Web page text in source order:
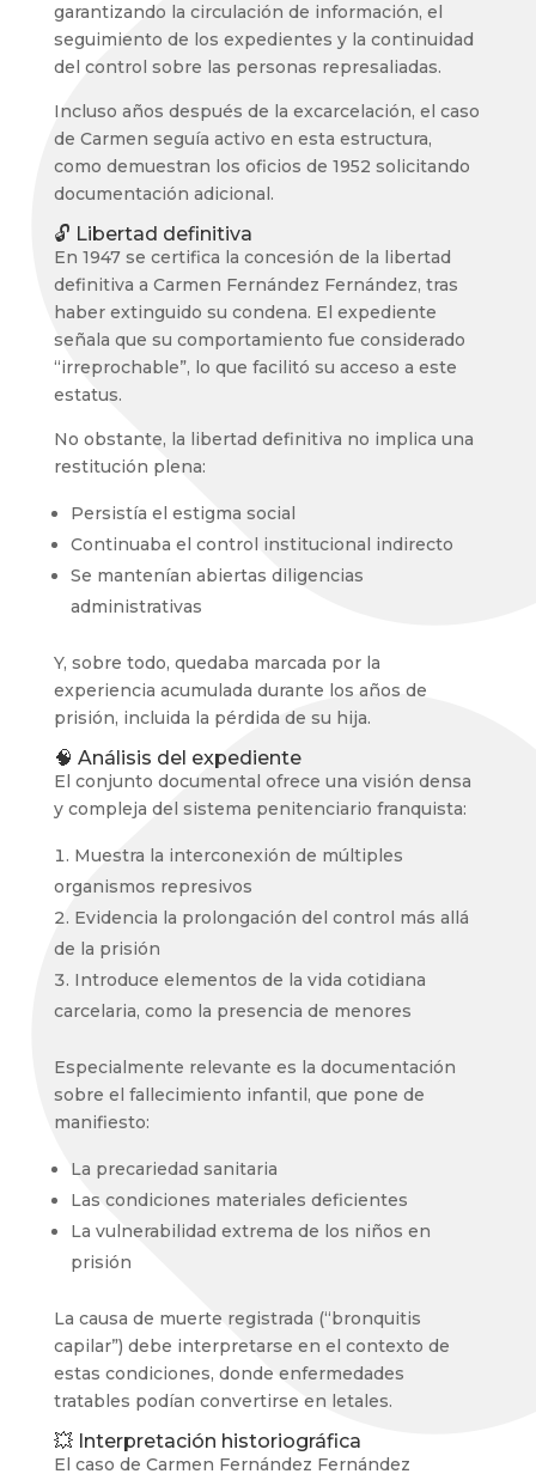
garantizando la circulación de información, el
seguimiento de los expedientes y la continuidad
del control sobre las personas represaliadas.
Incluso años después de la excarcelación, el caso
de Carmen seguía activo en esta estructura,
como demuestran los oficios de 1952 solicitando
documentación adicional.
🔓 Libertad definitiva
En 1947 se certifica la concesión de la libertad
definitiva a Carmen Fernández Fernández, tras
haber extinguido su condena. El expediente
señala que su comportamiento fue considerado
“irreprochable”, lo que facilitó su acceso a este
estatus.
No obstante, la libertad definitiva no implica una
restitución plena:
Persistía el estigma social
Continuaba el control institucional indirecto
Se mantenían abiertas diligencias
administrativas
Y, sobre todo, quedaba marcada por la
experiencia acumulada durante los años de
prisión, incluida la pérdida de su hija.
🧠 Análisis del expediente
El conjunto documental ofrece una visión densa
y compleja del sistema penitenciario franquista:
Muestra la interconexión de múltiples
organismos represivos
Evidencia la prolongación del control más allá
de la prisión
Introduce elementos de la vida cotidiana
carcelaria, como la presencia de menores
Especialmente relevante es la documentación
sobre el fallecimiento infantil, que pone de
manifiesto:
La precariedad sanitaria
Las condiciones materiales deficientes
La vulnerabilidad extrema de los niños en
prisión
La causa de muerte registrada (“bronquitis
capilar”) debe interpretarse en el contexto de
estas condiciones, donde enfermedades
tratables podían convertirse en letales.
💥 Interpretación historiográfica
El caso de Carmen Fernández Fernández